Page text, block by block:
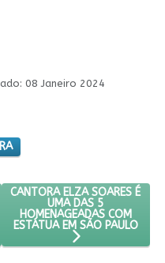
08 Janeiro 2024
O CARNAVAL NO BRASIL
PRÓXIMO ARTIGO: CANTORA
CANTORA ELZA SOARES É
UMA DAS 5
HOMENAGEADAS COM
ESTÁTUA EM SÃO PAULO